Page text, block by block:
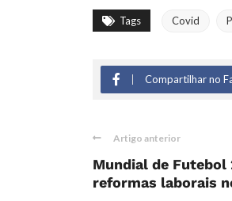
Tags Covid
Compartilhar no
Artigo anterior
Mundial de
reformas laborais